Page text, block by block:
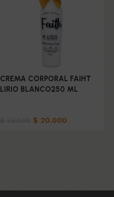
CREMA CORPORAL FAIHT
LIRIO BLANCO250 ML
$ 20.000